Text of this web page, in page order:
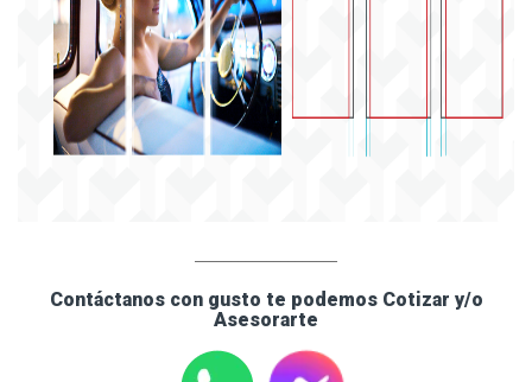
Contáctanos con gusto te podemos Cotizar y/o
Asesorarte